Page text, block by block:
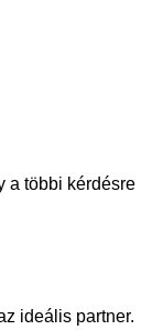
a többi kérdésre
ideális partner.